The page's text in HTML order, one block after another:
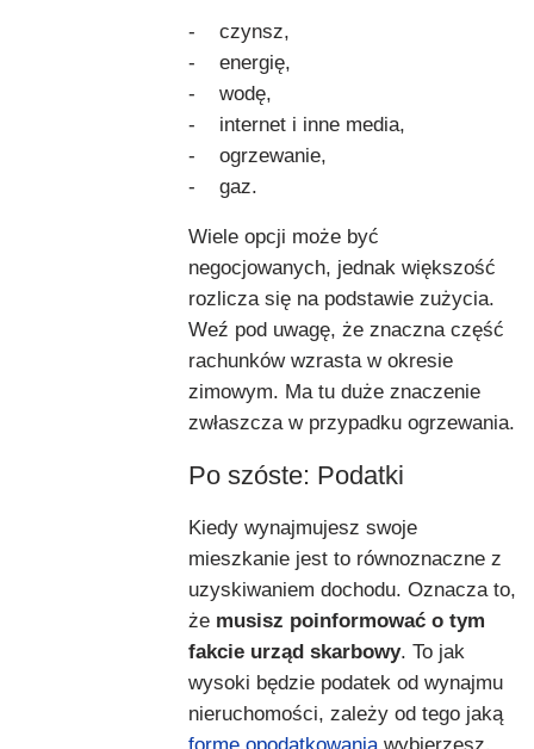
- czynsz,
- energię,
- wodę,
- internet i inne media,
- ogrzewanie,
- gaz.
Wiele opcji może być
negocjowanych, jednak większość
rozlicza się na podstawie zużycia.
Weź pod uwagę, że znaczna część
rachunków wzrasta w okresie
zimowym. Ma tu duże znaczenie
zwłaszcza w przypadku ogrzewania.
Po szóste: Podatki
Kiedy wynajmujesz swoje
mieszkanie jest to równoznaczne z
uzyskiwaniem dochodu. Oznacza to,
że musisz poinformować o tym
fakcie urząd skarbowy. To jak
wysoki będzie podatek od wynajmu
nieruchomości, zależy od tego jaką